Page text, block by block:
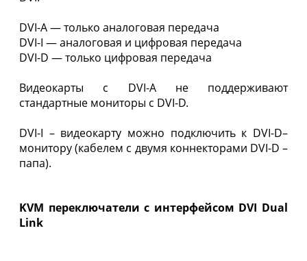
DVI-A — только аналоговая передача
DVI-I — аналоговая и цифровая передача
DVI-D — только цифровая передача
Видеокарты с DVI-A не поддерживают
стандартные мониторы с DVI-D.
DVI-I – видеокарту можно подключить к DVI-D–
монитору (кабелем с двумя коннекторами DVI-D –
папа).
KVM переключатели с интерфейсом DVI Dual
Link